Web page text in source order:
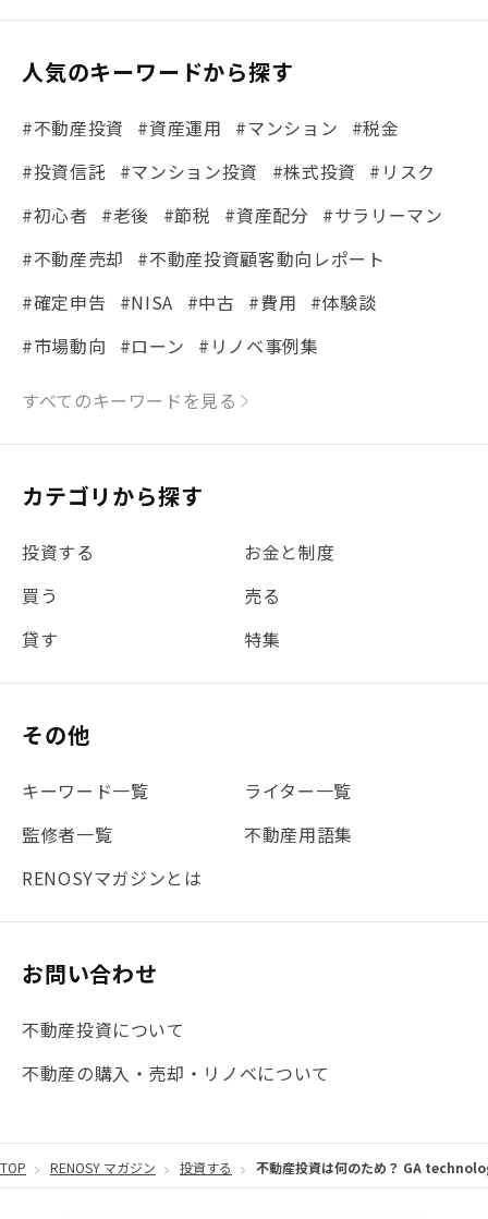
人気のキーワードから探す
#不動産投資 #資産運用 #マンション
#税金
#投資信託
#マンション投資 #株式投資
#リスク
#初心者
#老後 #節税 #資産配分 #サラリーマン
#不動産売却
#不動産投資顧客動向レポート
#確定申告
#NISA #中古 #費用
#体験談
#市場動向
#ローン
#リノベ事例集
#シミュレーション #まちの住みやすさ発見！
#REIT
#新型コロナ #ETF #固定資産税
#団体信用生命保険
#贈与税 #災害に備える
#書類
#リノシーチャンネル
#不動産投資体験レポ
#地震対策
#セミナー #渋谷
#ふるさと納税
#法人化
#クラウドファンディング #JR京浜東北線
#まとめ #融資 #目黒
#JR湘南新宿ライン
#20代 #都営浅草線
#東急東横線
#都営大江戸線
#都営三田線 #不労所得
すべてのキーワードを見る
カテゴリから探す
投資する
お金と制度
買う
売る
貸す
特集
その他
キーワード一覧
ライター一覧
監修者一覧
不動産用語集
RENOSYマガジンとは
お問い合わせ
不動産投資について
不動産の購入・売却・リノベについて
TOP RENOSY マガジン 投資する 不動産投資は何のため？ GA